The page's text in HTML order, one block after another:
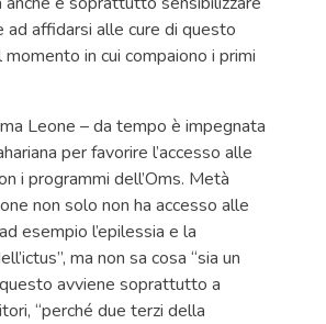
ad affidarsi alle cure di questo
in cui compaiono i primi
Leone – da tempo è impegnata
per favorire l’accesso alle
i programmi dell’Oms. Metà
non solo non ha accesso alle
esempio l’epilessia e la
ma non sa cosa “sia un
avviene soprattutto a
“perché due terzi della